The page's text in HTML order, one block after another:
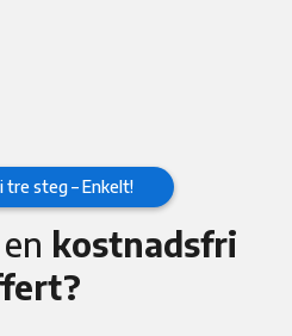
tre steg – Enkelt!
kostnadsfri